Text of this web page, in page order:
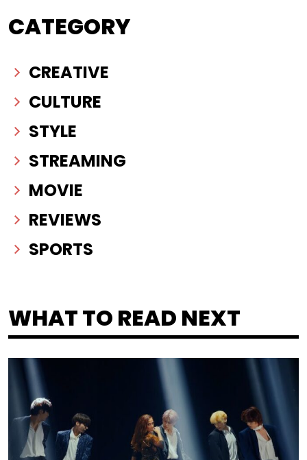
CATEGORY
CREATIVE
CULTURE
STYLE
STREAMING
MOVIE
REVIEWS
SPORTS
WHAT TO READ NEXT